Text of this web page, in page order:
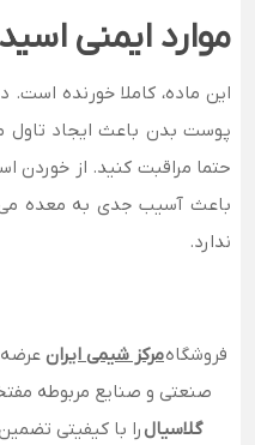
موارد ایمنی
این ماده، کاملا خورنده است.
پوست بدن باعث ایجاد تاول
حتما مراقبت کنید. از خوردن
باعث آسیب جدی به معده
ندارد.
فروشگاهمرکز شیمی ایران عرضه
صنعتی و صنایع مربوطه
گلاسیالرا با کیفیتی